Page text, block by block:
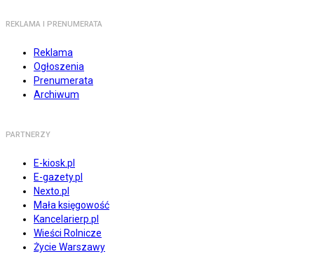
REKLAMA I PRENUMERATA
Reklama
Ogłoszenia
Prenumerata
Archiwum
PARTNERZY
E-kiosk.pl
E-gazety.pl
Nexto.pl
Mała księgowość
Kancelarierp.pl
Wieści Rolnicze
Życie Warszawy